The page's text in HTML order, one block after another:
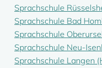
Sprachschule
Sprachschule Bad
Sprachschule
Sprachschule Neu-
Sprachschule Langen